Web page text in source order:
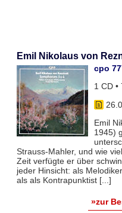
Emil Nikolaus von
cpo
1 CD •
Emil
1945)
Strauss-Mahler, und wie
Zeit verfügte er über
jeder Hinsicht: als
als als Kontrapunktist [...]
»zur